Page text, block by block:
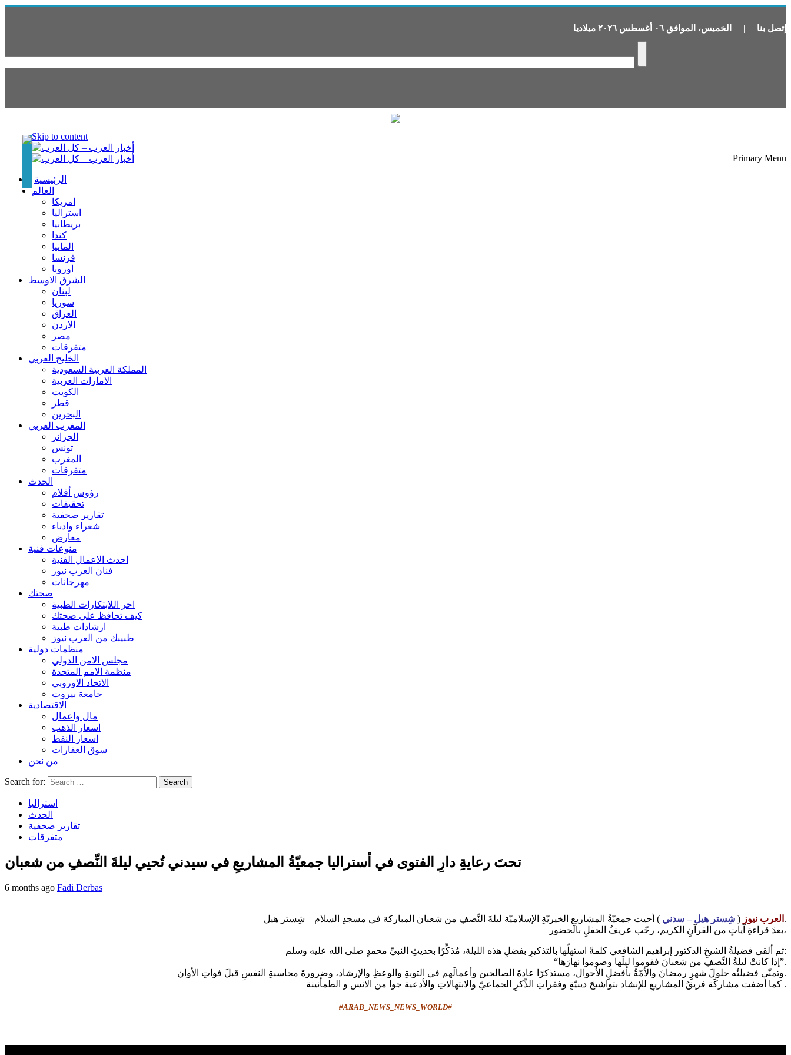
إتصل بنا | الخميس، الموافق ٠٦ أغسطس ٢٠٢٦ ميلاديا
Skip to content
Primary Menu
الرئيسية
العالم
امريكا
استراليا
بريطانيا
كندا
المانيا
فرنسا
اوروبا
الشرق الاوسط
لبنان
سوريا
العراق
الاردن
مصر
متفرقات
الخليج العربي
المملكة العربية السعودية
الامارات العربية
الكويت
قطر
البحرين
المغرب العربي
الجزائر
تونس
المغرب
متفرقات
الحدث
رؤوس أقلام
تحقيقات
تقارير صحفية
شعراء وادباء
معارض
منوعات فنية
احدث الاعمال الفنية
فنان العرب نيوز
مهرجانات
صحتك
اخر اللابتكارات الطبية
كيف تحافظ على صحتك
ارشادات طبية
طبيبك من العرب نيوز
منظمات دولية
مجلس الامن الدولي
منظمة الامم المتحدة
الاتحاد الاوروبي
جامعة بيروت
الاقتصادية
مال واعمال
اسعار الذهب
اسعار النفط
سوق العقارات
من نحن
Search for:
استراليا
الحدث
تقارير صحفية
متفرقات
تحتَ رعايةِ دارِ الفتوى في أستراليا جمعيّةُ المشاريعِ في سيدني تُحيي ليلةَ النِّصفِ من شعبان
6 months ago Fadi Derbas
العرب نيوز ( شِستر هيل – سدني
) أحيت جمعيّةُ المشاريعِ الخيريّةِ الإسلاميّة ليلةَ النِّصفِ من شعبان المباركة في مسجدِ السلام – شِستر هيل.
بعدَ قراءةِ آياتٍ من القرآنِ الكريم، رحّب عريفُ الحفلِ بالحضور،
ثم ألقى فضيلةُ الشيخِ الدكتور إبراهيم الشافعي كلمةً استهلّها بالتذكيرِ بفضلِ هذه الليلة، مُذكِّرًا بحديثِ النبيِّ محمدٍ صلى الله عليه وسلم:
“إذا كانتْ ليلةُ النِّصفِ من شعبانَ فقوموا ليلَها وصوموا نهارَها”.
وتمنّى فضيلتُه حلولَ شهرِ رمضانَ والأمّةُ بأفضلِ الأحوال، مستذكرًا عادةَ الصالحين وأعمالَهم في التوبةِ والوعظِ والإرشاد، وضرورةَ محاسبةِ النفسِ قبلَ فواتِ الأوان.
كما أضفت مشاركَة فريقُ المشاريعِ للإنشاد بتواشيحَ دينيّةٍ وفقراتِ الذِّكرِ الجماعيّ والابتهالاتِ والأدعية جوا من الانس و الطمأنينة .
#ARAB_NEWS_NEWS_WORLD#